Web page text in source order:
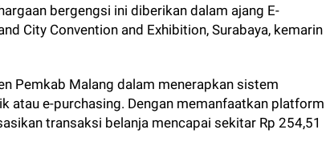
bergengsi ini diberikan dalam ajang E-
City Convention and Exhibition, Surabaya, kemarin
Pemkab Malang dalam menerapkan sistem
atau e-purchasing. Dengan memanfaatkan platform
transaksi belanja mencapai sekitar Rp 254,51